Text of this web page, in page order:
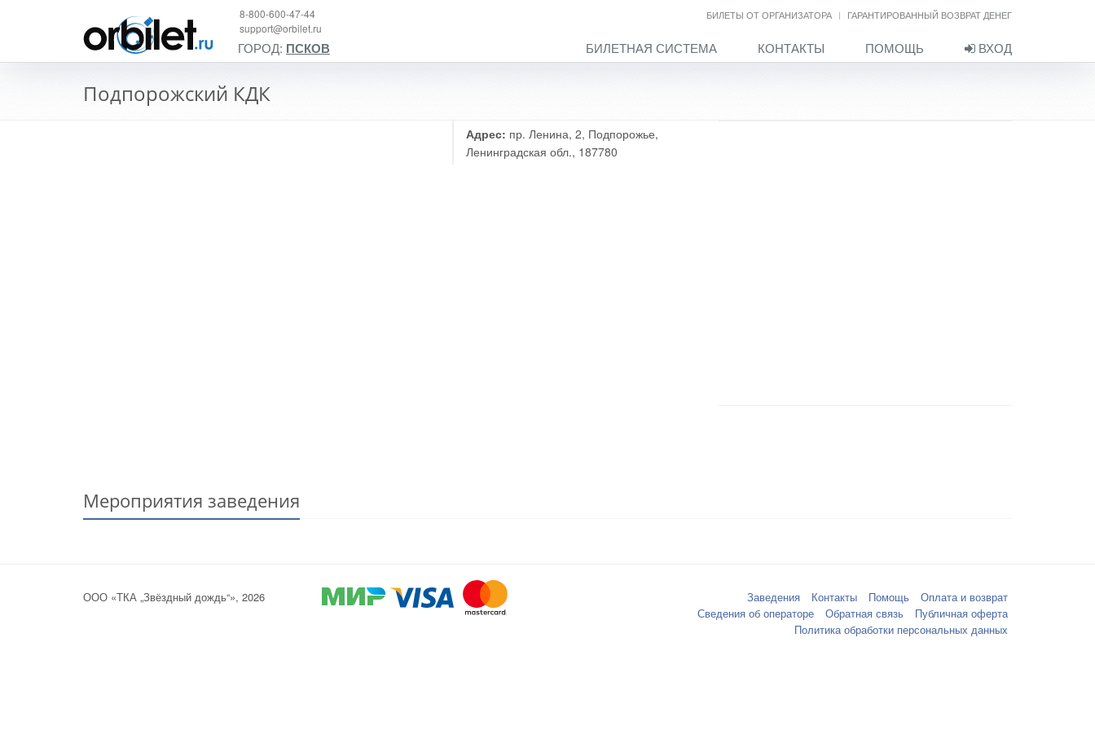
БИЛЕТЫ ОТ ОРГАНИЗАТОРА ГАРАНТИРОВАННЫЙ ВОЗВРАТ ДЕНЕГ
8-800-600-47-44
support@orbilet.ru
ГОРОД: ПСКОВ БИЛЕТНАЯ СИСТЕМА КОНТАКТЫ ПОМОЩЬ ВХОД
Подпорожский КДК
Адрес: пр. Ленина, 2, Подпорожье,
Ленинградская обл., 187780
Мероприятия заведения
ООО «ТКА „Звёздный дождь“», 2026 Заведения Контакты Помощь
Оплата и возврат
Сведения об операторе
Обратная связь
Публичная оферта
Политика обработки персональных данных